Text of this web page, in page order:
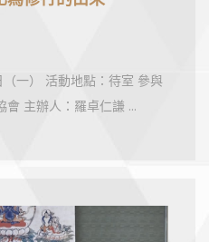
一） 活動地點：待室 參與
會 主辦人：羅卓仁謙 ...